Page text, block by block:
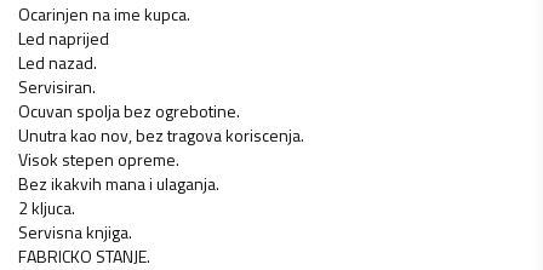
Ocarinjen na ime kupca.
Led naprijed
Led nazad.
Servisiran.
Ocuvan spolja bez ogrebotine.
Unutra kao nov, bez tragova koriscenja.
Visok stepen opreme.
Bez ikakvih mana i ulaganja.
2 kljuca.
Servisna knjiga.
FABRICKO STANJE.